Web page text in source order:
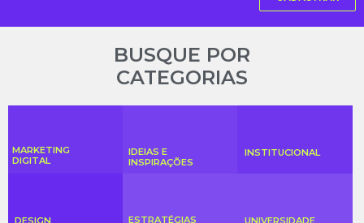
BUSQUE POR
CATEGORIAS
MARKETING
DIGITAL
IDEIAS E
INSPIRAÇÕES
INSTITUCIONAL
ESTRATÉGIAS